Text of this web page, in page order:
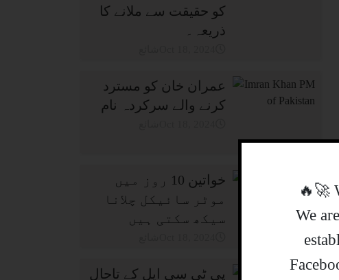
کو حقیقت سے ملانے کا
ذریعہ۔
عمران خان کو مسترد
کرنے والے سرکردہ نام
خواتین 10 روز میں
موٹر سائیکل چلانا
سیکھ سکتی ہیں
پی ٹی سی ایل کے تاحال
We